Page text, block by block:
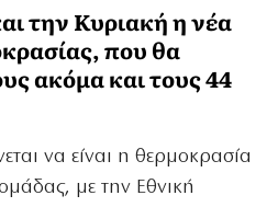
την Κυριακή η νέα
που θα
ακόμα και τους 44
να είναι η θερμοκρασία
με την Εθνική